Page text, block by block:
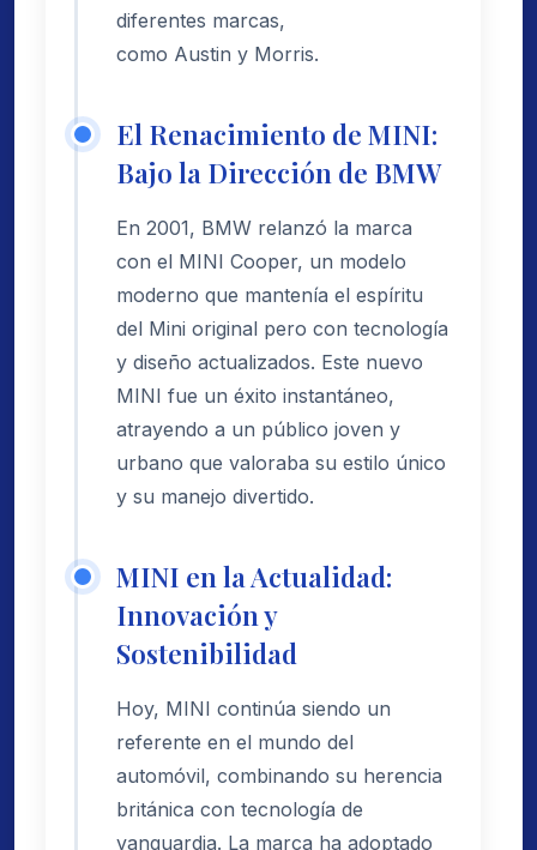
diferentes marcas,
como Austin y Morris.
El Renacimiento de MINI:
Bajo la Dirección de BMW
En 2001, BMW relanzó la marca
con el MINI Cooper, un modelo
moderno que mantenía el espíritu
del Mini original pero con tecnología
y diseño actualizados. Este nuevo
MINI fue un éxito instantáneo,
atrayendo a un público joven y
urbano que valoraba su estilo único
y su manejo divertido.
MINI en la Actualidad:
Innovación y
Sostenibilidad
Hoy, MINI continúa siendo un
referente en el mundo del
automóvil, combinando su herencia
británica con tecnología de
vanguardia. La marca ha adoptado